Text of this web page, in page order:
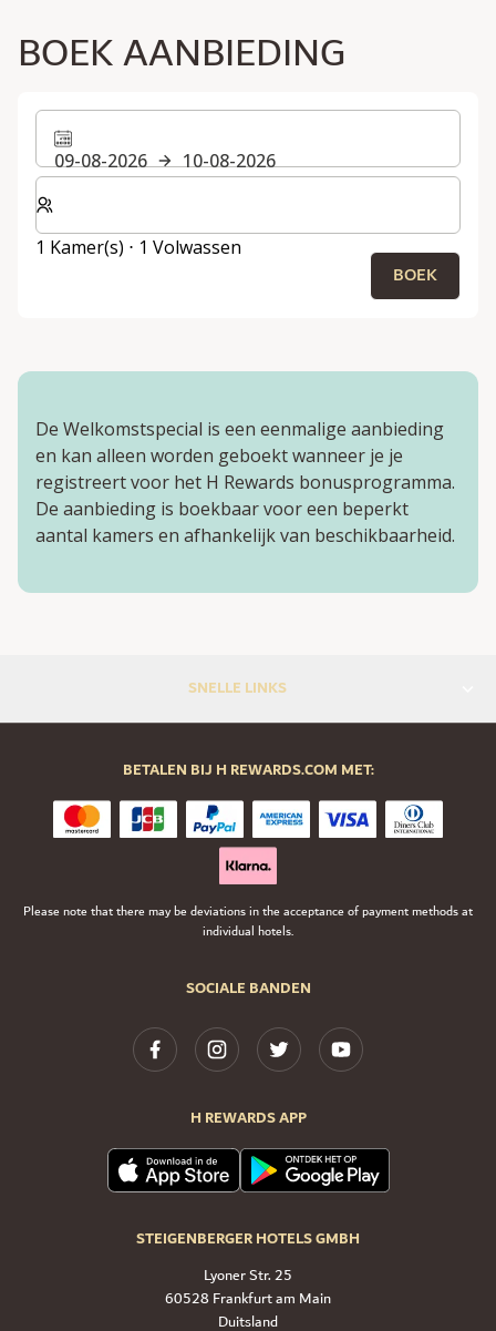
BOEK AANBIEDING
09-08-2026
10-08-2026
Selecteer het aantal kamers en gasten voor je verblijf
1 Kamer(s) ⋅ 1 Volwassen
BOEK
De Welkomstspecial is een eenmalige aanbieding
en kan alleen worden geboekt wanneer je je
registreert voor het H Rewards bonusprogramma.
De aanbieding is boekbaar voor een beperkt
aantal kamers en afhankelijk van beschikbaarheid.
SNELLE LINKS
SOCIALE BANDEN
H REWARDS APP
STEIGENBERGER HOTELS GMBH
Lyoner Str. 25
60528 Frankfurt am Main
Duitsland
BETALEN BIJ H REWARDS.COM MET:
Please note that there may be deviations in the acceptance of payment methods at
individual hotels.